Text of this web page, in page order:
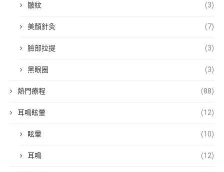
皺紋 (3)
美顏針灸 (7)
臉部拉提 (3)
黑眼圈 (3)
熱門療程 (88)
耳鳴眩暈 (12)
眩暈 (10)
耳鳴 (12)